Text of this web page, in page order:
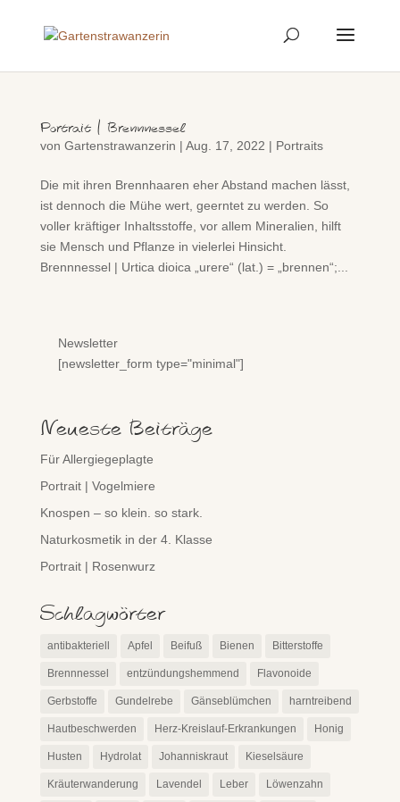
Portrait | Brennnessel
von Gartenstrawanzerin | Aug. 17, 2022 | Portraits
Die mit ihren Brennhaaren eher Abstand machen lässt,
ist dennoch die Mühe wert, geerntet zu werden. So
voller kräftiger Inhaltsstoffe, vor allem Mineralien, hilft
sie Mensch und Pflanze in vielerlei Hinsicht.
Brennnessel | Urtica dioica „urere“ (lat.) = „brennen“;...
Newsletter
[newsletter_form type="minimal"]
Neueste Beiträge
Für Allergiegeplagte
Portrait | Vogelmiere
Knospen – so klein. so stark.
Naturkosmetik in der 4. Klasse
Portrait | Rosenwurz
Schlagwörter
antibakteriell Apfel Beifuß Bienen Bitterstoffe
Brennnessel entzündungshemmend Flavonoide
Gerbstoffe Gundelrebe Gänseblümchen harntreibend
Hautbeschwerden Herz-Kreislauf-Erkrankungen Honig
Husten Hydrolat Johanniskraut Kieselsäure
Kräuterwanderung Lavendel Leber Löwenzahn